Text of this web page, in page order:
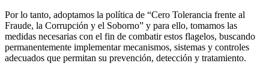
Por lo tanto, adoptamos la política de “Cero Tolerancia frente al
Fraude, la Corrupción y el Soborno” y para ello, tomamos las
medidas necesarias con el fin de combatir estos flagelos, buscando
permanentemente implementar mecanismos, sistemas y controles
adecuados que permitan su prevención, detección y tratamiento.